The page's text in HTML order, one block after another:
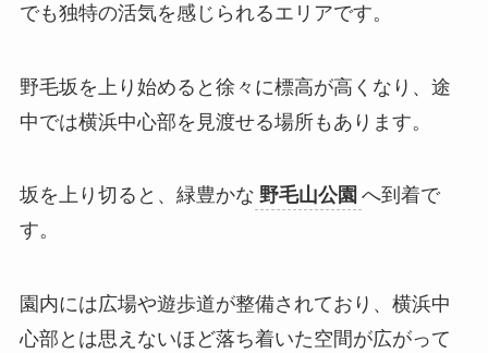
でも独特の活気を感じられるエリアです。
野毛坂を上り始めると徐々に標高が高くなり、途
中では横浜中心部を見渡せる場所もあります。
坂を上り切ると、緑豊かな 野毛山公園 へ到着で
す。
園内には広場や遊歩道が整備されており、横浜中
心部とは思えないほど落ち着いた空間が広がって